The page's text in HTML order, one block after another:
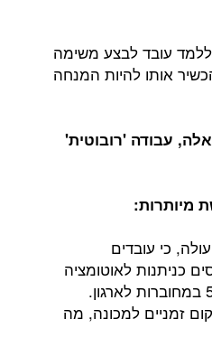
עובד לבצע משימה
אותו להיות המנחה
אלה, עבודה 'רובוטית'
כי עובדים
כניתנות לאוטומציה
בקלות, חווים ירידה של כ-50% במחוברות לארגון.
זמניים למכונה, מה